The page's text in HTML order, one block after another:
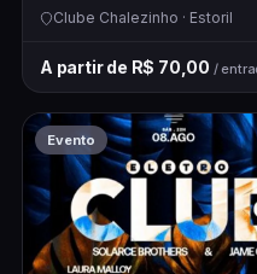
Clube Chalezinho · Estoril
A partir de R$ 70,00 /
Evento